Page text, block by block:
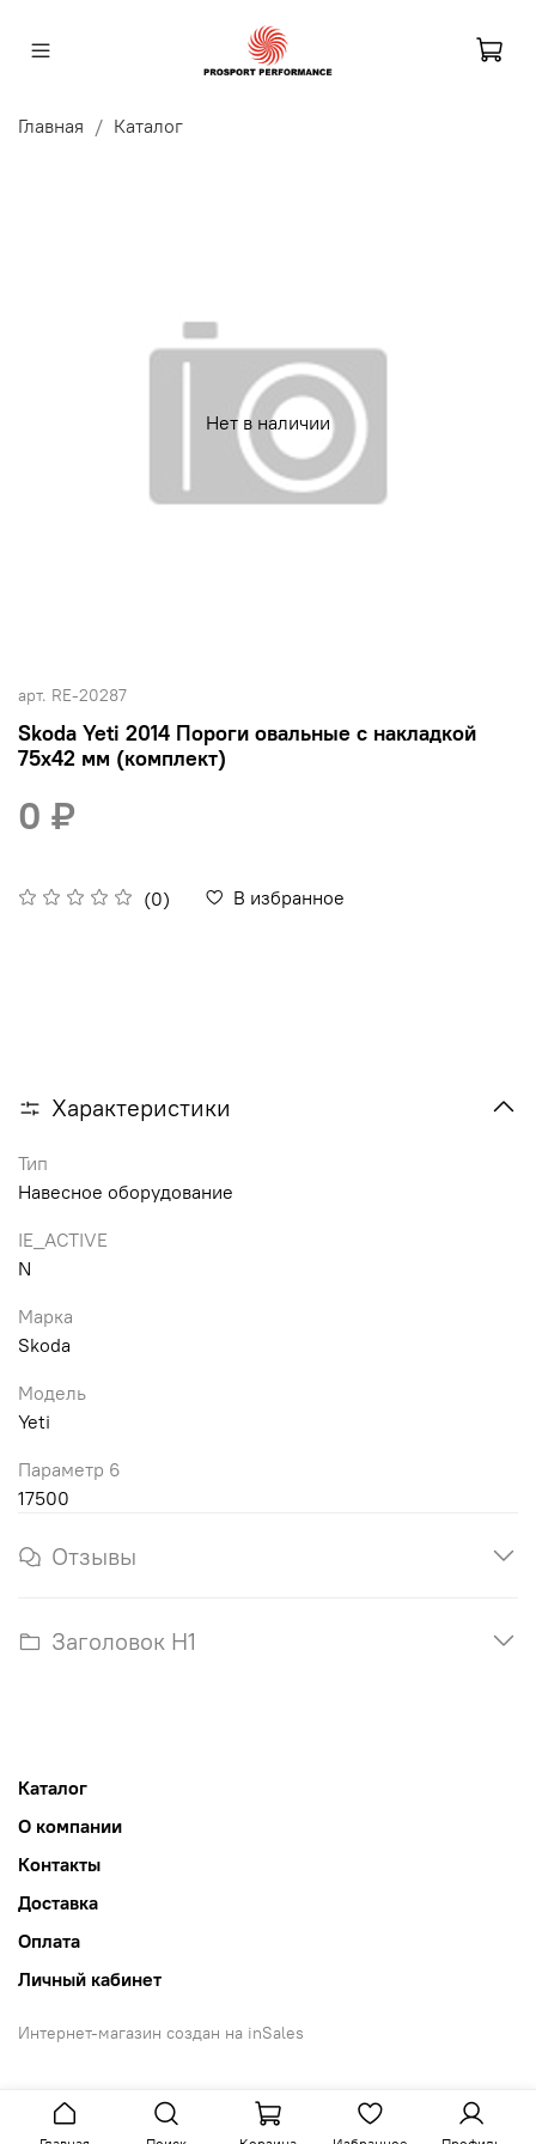
Главная Каталог
Нет в наличии
арт. RE-20287
Skoda Yeti 2014 Пороги овальные с накладкой
75х42 мм (комплект)
(0) В избранное
0 ₽
Характеристики
Тип
Навесное оборудование
IE_ACTIVE
N
Марка
Skoda
Модель
Yeti
Параметр 6
17500
Отзывы
Заголовок H1
Каталог
О компании
Контакты
Доставка
Оплата
Личный кабинет
Интернет-магазин создан на inSales